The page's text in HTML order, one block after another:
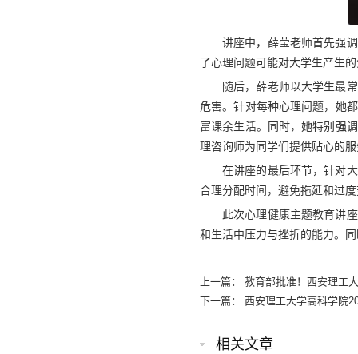
讲座中，薛莹老师首先强
了心理问题可能对大学生产生
随后，薛老师以大学生最
危害。针对每种心理问题，她
富课余生活。同时，她特别强
理咨询师为同学们提供贴心的
在讲座的最后环节，针对
合理分配时间，避免拖延和过
此次心理健康主题教育讲
和生活中压力与挫折的能力。
上一篇： 教育部批准！西安理工
下一篇： 西安理工大学高科学院
相关文章